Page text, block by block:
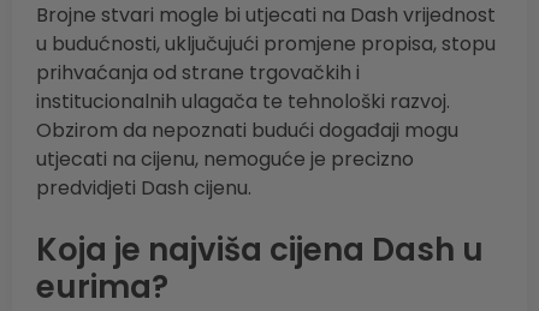
Brojne stvari mogle bi utjecati na Dash vrijednost
u budućnosti, uključujući promjene propisa, stopu
prihvaćanja od strane trgovačkih i
institucionalnih ulagača te tehnološki razvoj.
Obzirom da nepoznati budući događaji mogu
utjecati na cijenu, nemoguće je precizno
predvidjeti Dash cijenu.
Koja je najviša cijena Dash u
eurima?